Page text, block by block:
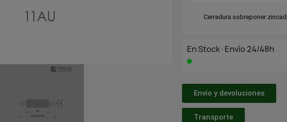
Cerradura sobreponer
En Stock·Envío 24/48h
Envío y devoluciones
Transporte